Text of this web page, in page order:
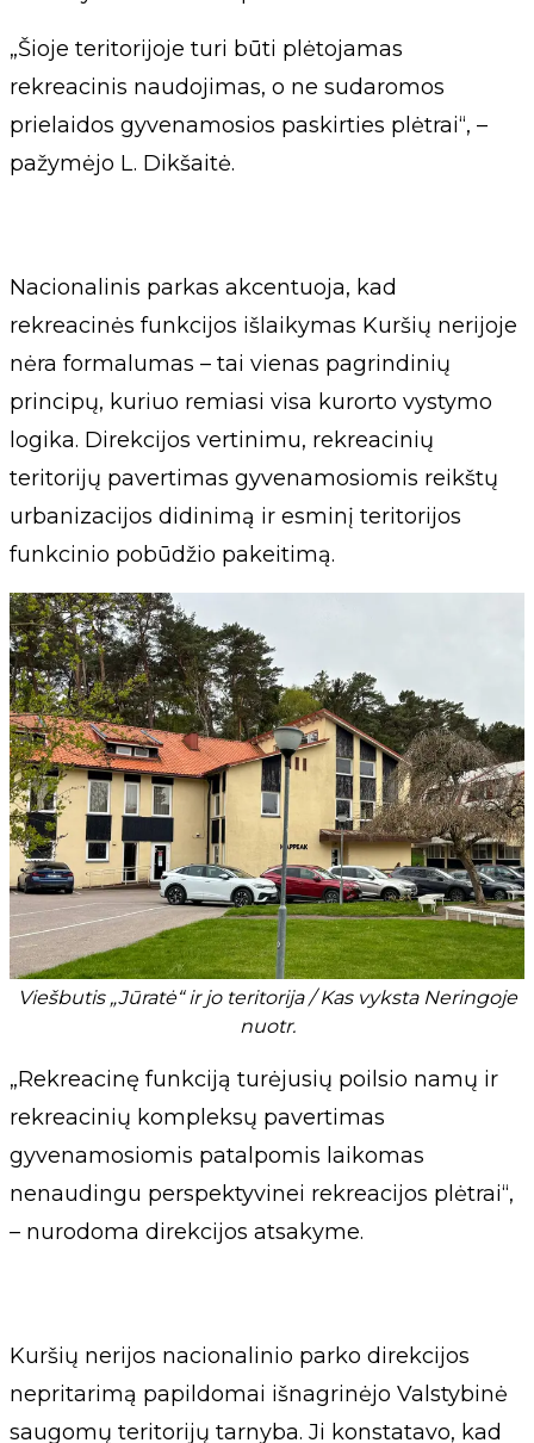
„Šioje teritorijoje turi būti plėtojamas
rekreacinis naudojimas, o ne sudaromos
prielaidos gyvenamosios paskirties plėtrai“, –
pažymėjo L. Dikšaitė.
Nacionalinis parkas akcentuoja, kad
rekreacinės funkcijos išlaikymas Kuršių nerijoje
nėra formalumas – tai vienas pagrindinių
principų, kuriuo remiasi visa kurorto vystymo
logika. Direkcijos vertinimu, rekreacinių
teritorijų pavertimas gyvenamosiomis reikštų
urbanizacijos didinimą ir esminį teritorijos
funkcinio pobūdžio pakeitimą.
Viešbutis „Jūratė“ ir jo teritorija / Kas vyksta Neringoje
nuotr.
„Rekreacinę funkciją turėjusių poilsio namų ir
rekreacinių kompleksų pavertimas
gyvenamosiomis patalpomis laikomas
nenaudingu perspektyvinei rekreacijos plėtrai“,
– nurodoma direkcijos atsakyme.
Kuršių nerijos nacionalinio parko direkcijos
nepritarimą papildomai išnagrinėjo Valstybinė
saugomų teritorijų tarnyba. Ji konstatavo, kad